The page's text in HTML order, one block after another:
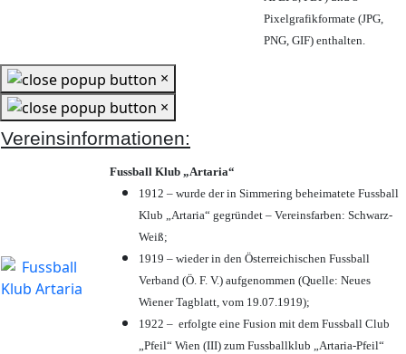
Pixelgrafikformate (JPG,
PNG, GIF) enthalten.
×
×
Vereinsinformationen:
Fussball Klub „Artaria“
1912 – wurde der in Simmering beheimatete Fussball
Klub „Artaria“ gegründet – Vereinsfarben: Schwarz-
Weiß;
1919 – wieder in den Österreichischen Fussball
Verband (Ö. F. V.) aufgenommen (Quelle: Neues
Wiener Tagblatt, vom 19.07.1919);
1922 – erfolgte eine Fusion mit dem Fussball Club
„Pfeil“ Wien (III) zum Fussballklub „Artaria-Pfeil“